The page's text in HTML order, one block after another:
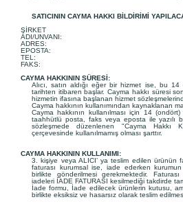
SATICININ CAYMA HAKKI BİLDİRİMİ
ŞİRKET
ADI/UNVANI:
ADRES:
EPOSTA:
TEL:
FAKS:
CAYMA HAKKININ SÜRESİ:
Alıcı, satın aldığı eğer bir hizmet ise, bu 14
tarihten itibaren başlar. Cayma hakkı süresi
hizmetin ifasına başlanan hizmet
Cayma hakkının kullanımından kaynaklanan
Cayma hakkının kullanılması için 14
taahhütlü posta, faks veya eposta ile yazılı
sözleşmede düzenlenen "Cayma Hakkı
çerçevesinde kullanılmamış olması şarttır.
CAYMA HAKKININ KULLANIMI:
3. kişiye veya ALICI’ ya teslim edilen ürünün
faturası kurumsal ise, iade ederken
birlikte gönderilmesi gerekmektedir.
iadeleri İADE FATURASI kesilmediği takdirde
İade formu, İade edilecek ürünlerin kutusu,
birlikte eksiksiz ve hasarsız olarak teslim